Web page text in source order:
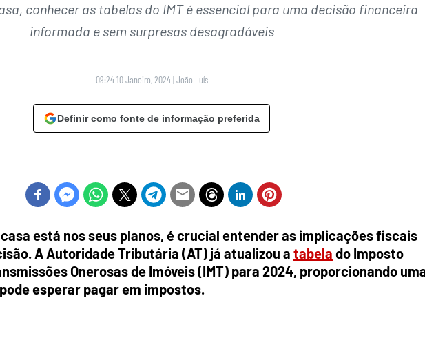
conhecer as tabelas do IMT é essencial para uma decisão financeira
informada e sem surpresas desagradáveis
09:24 10 Janeiro, 2024 |João Luís
Definir como fonte de informação preferida
está nos seus planos, é crucial entender as implicações fiscais
A Autoridade Tributária (AT) já atualizou a tabela do Imposto
Onerosas de Imóveis (IMT) para 2024, proporcionando
esperar pagar em impostos.